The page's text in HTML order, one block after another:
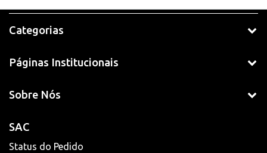
Categorias
Páginas Institucionais
Sobre Nós
SAC
Status do Pedido